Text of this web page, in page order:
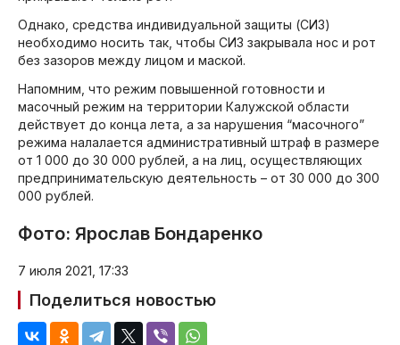
Однако, средства индивидуальной защиты (СИЗ)
необходимо носить так, чтобы СИЗ закрывала нос и рот
без зазоров между лицом и маской.
Напомним, что режим повышенной готовности и
масочный режим на территории Калужской области
действует до конца лета, а за нарушения “масочного”
режима налалается административный штраф в размере
от 1 000 до 30 000 рублей, а на лиц, осуществляющих
предпринимательскую деятельность – от 30 000 до 300
000 рублей.
Фото: Ярослав Бондаренко
7 июля 2021, 17:33
Поделиться новостью